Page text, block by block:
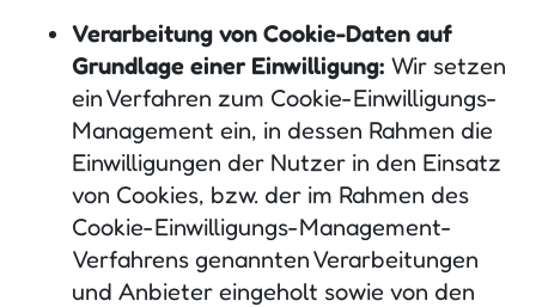
Verarbeitung von Cookie-Daten auf
Grundlage einer Einwilligung: Wir setzen
ein Verfahren zum Cookie-Einwilligungs-
Management ein, in dessen Rahmen die
Einwilligungen der Nutzer in den Einsatz
von Cookies, bzw. der im Rahmen des
Cookie-Einwilligungs-Management-
Verfahrens genannten Verarbeitungen
und Anbieter eingeholt sowie von den